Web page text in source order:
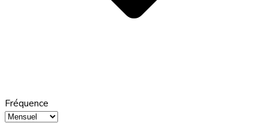
Fréquence